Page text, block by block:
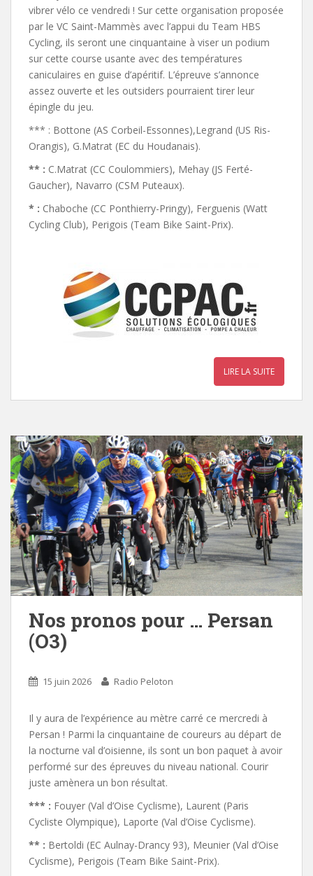
vibrer vélo ce vendredi ! Sur cette organisation proposée
par le VC Saint-Mammès avec l’appui du Team HBS
Cycling, ils seront une cinquantaine à viser un podium
sur cette course usante avec des températures
caniculaires en guise d’apéritif. L’épreuve s’annonce
assez ouverte et les outsiders pourraient tirer leur
épingle du jeu.
*** : Bottone (AS Corbeil-Essonnes),Legrand (US Ris-
Orangis), G.Matrat (EC du Houdanais).
** : C.Matrat (CC Coulommiers), Mehay (JS Ferté-
Gaucher), Navarro (CSM Puteaux).
* : Chaboche (CC Ponthierry-Pringy), Ferguenis (Watt
Cycling Club), Perigois (Team Bike Saint-Prix).
LIRE LA SUITE
Nos pronos pour … Persan
(O3)
15 juin 2026 Radio Peloton
Il y aura de l’expérience au mètre carré ce mercredi à
Persan ! Parmi la cinquantaine de coureurs au départ de
la nocturne val d’oisienne, ils sont un bon paquet à avoir
performé sur des épreuves du niveau national. Courir
juste amènera un bon résultat.
*** : Fouyer (Val d’Oise Cyclisme), Laurent (Paris
Cycliste Olympique), Laporte (Val d’Oise Cyclisme).
** : Bertoldi (EC Aulnay-Drancy 93), Meunier (Val d’Oise
Cyclisme), Perigois (Team Bike Saint-Prix).